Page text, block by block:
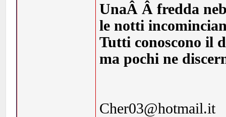
UnaÂ Â fredda
le notti
Tutti conoscono il
ma pochi ne
Cher03@hotmail.it